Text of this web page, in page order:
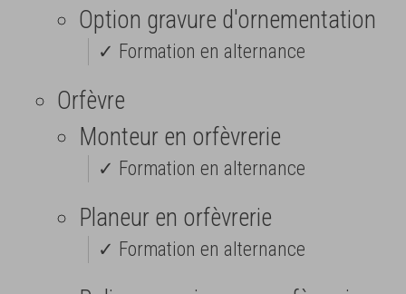
Option gravure d'ornementation
✓ Formation en alternance
Orfèvre
Monteur en orfèvrerie
✓ Formation en alternance
Planeur en orfèvrerie
✓ Formation en alternance